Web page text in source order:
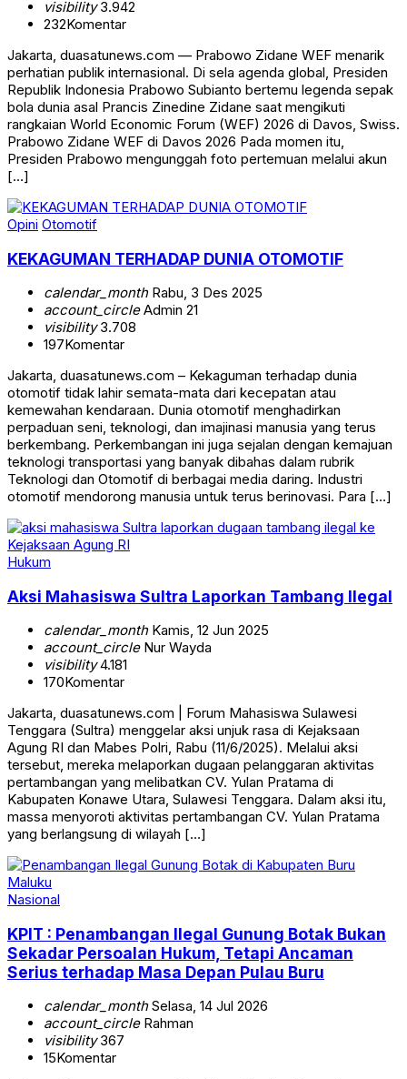
visibility3.942
232Komentar
Jakarta, duasatunews.com — Prabowo Zidane WEF menarik
perhatian publik internasional. Di sela agenda global, Presiden
Republik Indonesia Prabowo Subianto bertemu legenda sepak
bola dunia asal Prancis Zinedine Zidane saat mengikuti
rangkaian World Economic Forum (WEF) 2026 di Davos, Swiss.
Prabowo Zidane WEF di Davos 2026 Pada momen itu,
Presiden Prabowo mengunggah foto pertemuan melalui akun
[…]
Opini Otomotif
KEKAGUMAN TERHADAP DUNIA OTOMOTIF
calendar_monthRabu, 3 Des 2025
account_circleAdmin 21
visibility3.708
197Komentar
Jakarta, duasatunews.com – Kekaguman terhadap dunia
otomotif tidak lahir semata-mata dari kecepatan atau
kemewahan kendaraan. Dunia otomotif menghadirkan
perpaduan seni, teknologi, dan imajinasi manusia yang terus
berkembang. Perkembangan ini juga sejalan dengan kemajuan
teknologi transportasi yang banyak dibahas dalam rubrik
Teknologi dan Otomotif di berbagai media daring. Industri
otomotif mendorong manusia untuk terus berinovasi. Para […]
Hukum
Aksi Mahasiswa Sultra Laporkan Tambang Ilegal
calendar_monthKamis, 12 Jun 2025
account_circleNur Wayda
visibility4.181
170Komentar
Jakarta, duasatunews.com | Forum Mahasiswa Sulawesi
Tenggara (Sultra) menggelar aksi unjuk rasa di Kejaksaan
Agung RI dan Mabes Polri, Rabu (11/6/2025). Melalui aksi
tersebut, mereka melaporkan dugaan pelanggaran aktivitas
pertambangan yang melibatkan CV. Yulan Pratama di
Kabupaten Konawe Utara, Sulawesi Tenggara. Dalam aksi itu,
massa menyoroti aktivitas pertambangan CV. Yulan Pratama
yang berlangsung di wilayah […]
Nasional
KPIT : Penambangan Ilegal Gunung Botak Bukan
Sekadar Persoalan Hukum, Tetapi Ancaman
Serius terhadap Masa Depan Pulau Buru
calendar_monthSelasa, 14 Jul 2026
account_circleRahman
visibility367
15Komentar